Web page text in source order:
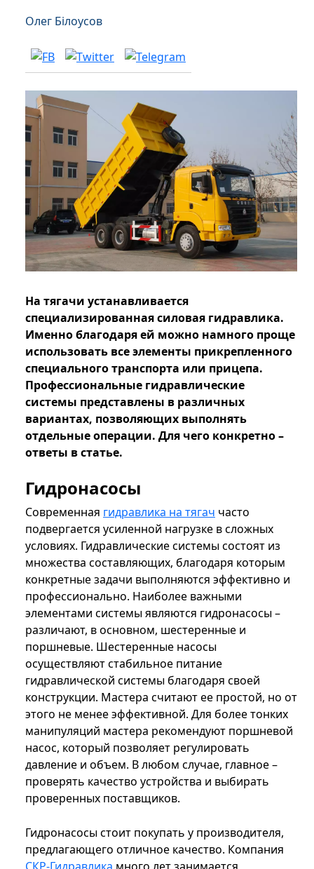
Олег Білоусов
На тягачи устанавливается
специализированная силовая гидравлика.
Именно благодаря ей можно намного проще
использовать все элементы прикрепленного
специального транспорта или прицепа.
Профессиональные гидравлические
системы представлены в различных
вариантах, позволяющих выполнять
отдельные операции. Для чего конкретно –
ответы в статье.
Гидронасосы
Современная гидравлика на тягач часто
подвергается усиленной нагрузке в сложных
условиях. Гидравлические системы состоят из
множества составляющих, благодаря которым
конкретные задачи выполняются эффективно и
профессионально. Наиболее важными
элементами системы являются гидронасосы –
различают, в основном, шестеренные и
поршневые. Шестеренные насосы
осуществляют стабильное питание
гидравлической системы благодаря своей
конструкции. Мастера считают ее простой, но от
этого не менее эффективной. Для более тонких
манипуляций мастера рекомендуют поршневой
насос, который позволяет регулировать
давление и объем. В любом случае, главное –
проверять качество устройства и выбирать
проверенных поставщиков.
Гидронасосы стоит покупать у производителя,
предлагающего отличное качество. Компания